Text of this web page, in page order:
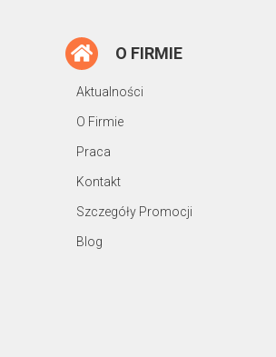
O FIRMIE
Aktualności
O Firmie
Praca
Kontakt
Szczegóły Promocji
Blog